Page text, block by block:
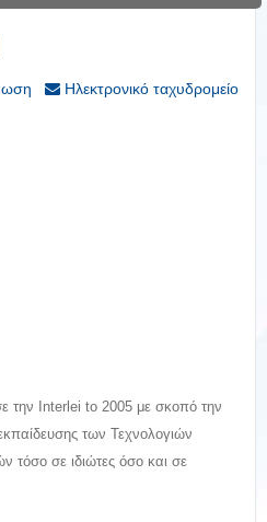
Ηλεκτρονικό ταχυδρομείο
την Interlei to 2005 με σκοπό την
των Τεχνολογιών
τόσο σε ιδιώτες όσο και σε